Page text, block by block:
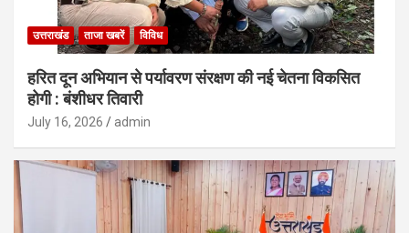
उत्तराखंड ताजा खबरें विविध
हरित दून अभियान से पर्यावरण संरक्षण की नई चेतना विकसित
होगी : बंशीधर तिवारी
July 16, 2026 admin